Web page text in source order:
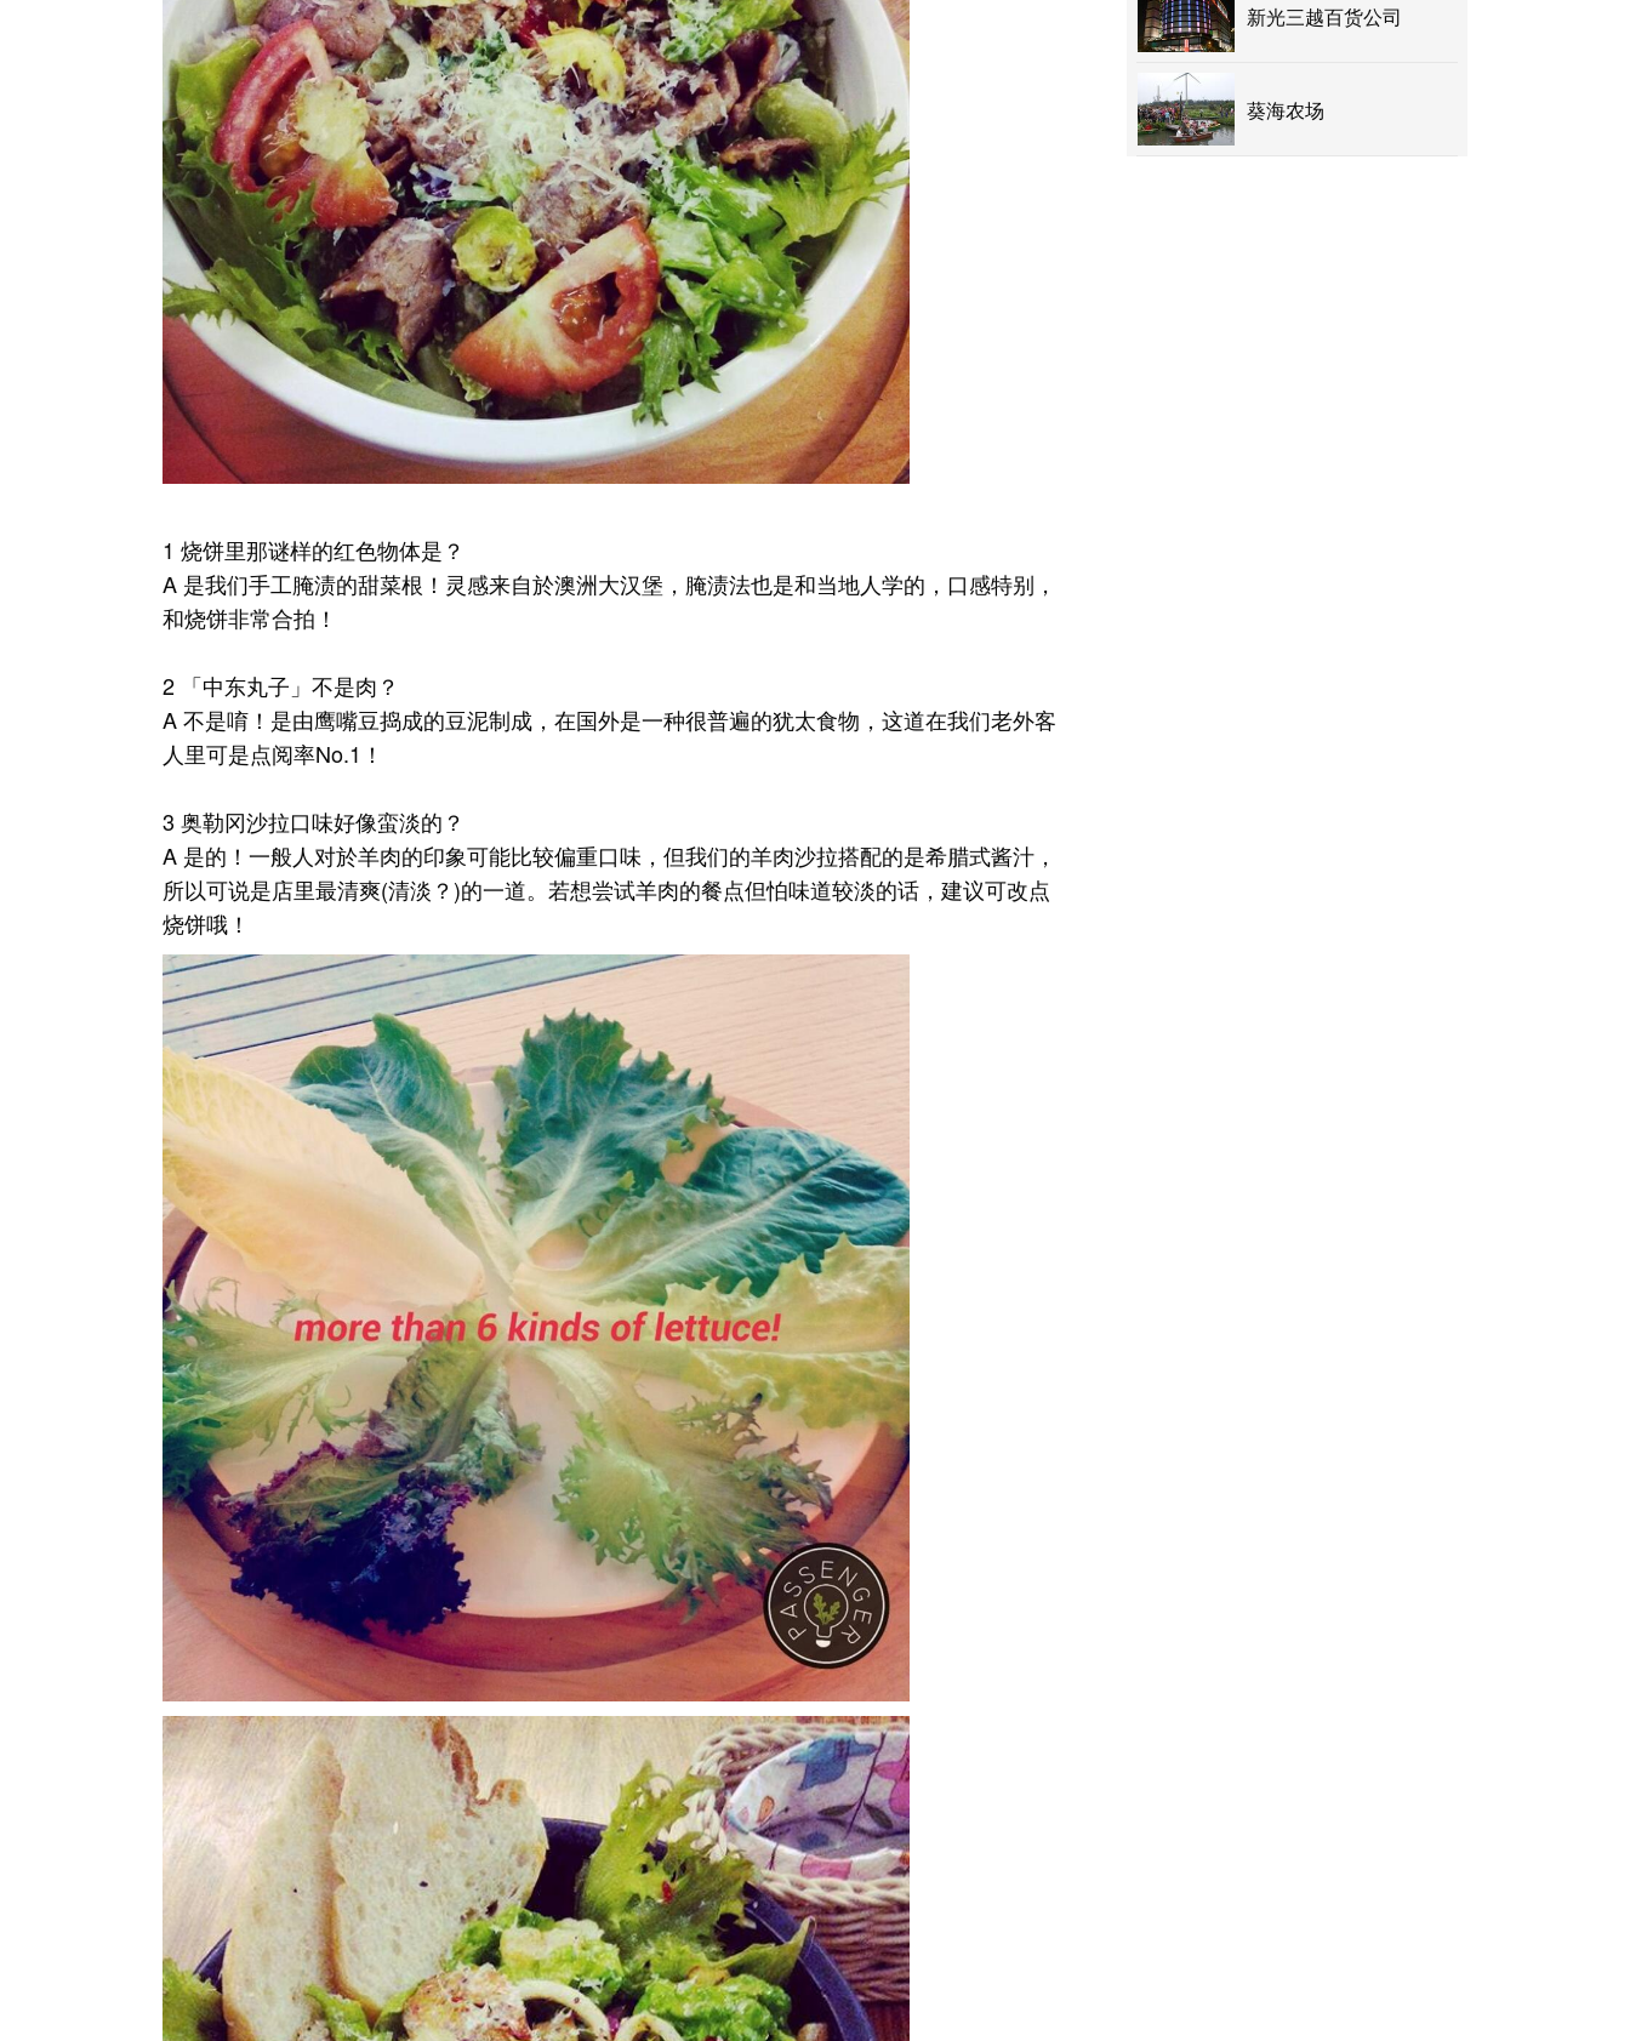
1 烧饼里那谜样的红色物体是？
A 是我们手工腌渍的甜菜根！灵感来自於澳洲大汉堡，腌渍法也是和当地人学的，口感特别，
和烧饼非常合拍！
2 「中东丸子」不是肉？
A 不是唷！是由鹰嘴豆捣成的豆泥制成，在国外是一种很普遍的犹太食物，这道在我们老外客
人里可是点阅率No.1！
3 奥勒冈沙拉口味好像蛮淡的？
A 是的！一般人对於羊肉的印象可能比较偏重口味，但我们的羊肉沙拉搭配的是希腊式酱汁，
所以可说是店里最清爽(清淡？)的一道。若想尝试羊肉的餐点但怕味道较淡的话，建议可改点
烧饼哦！
新光三越百货公司
葵海农场